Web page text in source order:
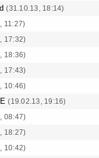
(31.10.13, 18:14)
11:27)
17:32)
18:36)
17:43)
10:46)
(19.02.13, 19:16)
08:47)
18:27)
10:42)